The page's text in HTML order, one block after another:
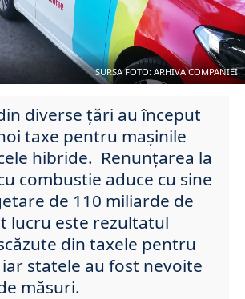
SURSA FOTO: ARHIVA COMPANIEI
diverse țări au început
taxe pentru mașinile
hibride. Renunțarea la
combustie aduce cu sine
de 110 miliarde de
lucru este rezultatul
din taxele pentru
statele au fost nevoite
măsuri.